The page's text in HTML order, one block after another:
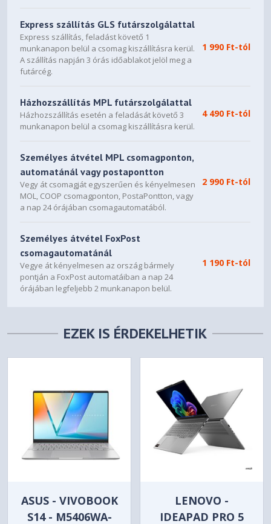
Backlit, Hungarian
Touchpad
Buttonless glass surface multi-
touch touchpad, supports
Precision TouchPad (PTP), 80 x
Case Color Tidal Teal
Surface Treatment
Aluminium Stamping (Anodized
with Sandblasting)
Case Material
Aluminium (Top), Aluminium
(Bottom)
Pen Pen Not Supported
Dimensions (WxDxH)
325.3 x 228.1 x 17.4 mm
Weight
Starting at 1.54 kg (3.39 lbs)
Operating System
Windows® 11 Home,
CONNECTIVITY
WLAN + Bluetooth
Wi-Fi® 7, 802.11be 2x2 +
WWAN Non-WWAN
Express szállítás GLS futárszolgálattal
Express szállítás, feladást követő 1
munkanapon belül a csomag kiszállításra kerül.
A szállítás napján 3 órás időablakot jelöl meg a
futárcég.
1 990 Ft-tól
Házhozszállítás MPL futárszolgálattal
Házhozszállítás esetén a feladását követő 3
munkanapon belül a csomag kiszállításra kerül.
4 490 Ft-tól
Személyes átvétel MPL csomagponton,
automatánál vagy postapontton
Vegy át csomagját egyszerűen és kényelmesen
MOL, COOP csomagponton, PostaPontton, vagy
a nap 24 órájában csomagautomatából.
2 990 Ft-tól
Személyes átvétel FoxPost
csomagautomatánál
Vegye át kényelmesen az ország bármely
pontján a FoxPost automatáiban a nap 24
órájában legfeljebb 2 munkanapon belül.
1 190 Ft-tól
EZEK IS ÉRDEKELHETIK
ASUS - VIVOBOOK
S14 - M5406WA-
LENOVO -
IDEAPAD PRO 5